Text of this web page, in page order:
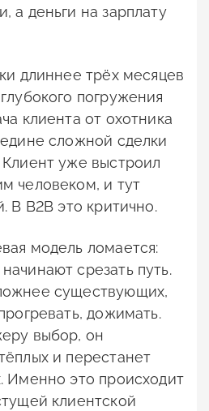
а деньги на зарплату
длиннее трёх месяцев
погружения
клиента от охотника
сложной сделки
уже выстроил
человеком, и тут
В B2B это критично.
модель ломается:
срезать путь.
существующих,
дожимать.
выбор, он
и перестанет
Именно это происходит
клиентской